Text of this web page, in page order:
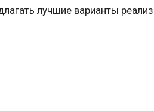
лучшие варианты